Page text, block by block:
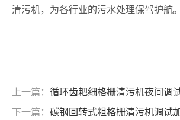
清污机，为各行业的污水处理保驾护航。
上一篇： 循环齿耙细格栅清污机夜间调
下一篇： 碳钢回转式粗格栅清污机调试